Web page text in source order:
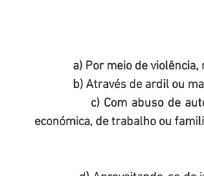
a) Por meio de
b) Através de
económica, de trabalho ou